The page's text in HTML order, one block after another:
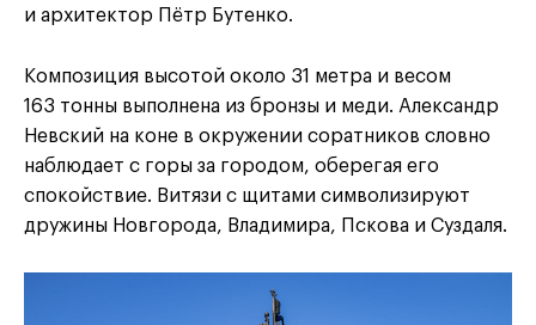
и архитектор Пётр Бутенко.
Композиция высотой около 31 метра и весом
163 тонны выполнена из бронзы и меди. Александр
Невский на коне в окружении соратников словно
наблюдает с горы за городом, оберегая его
спокойствие. Витязи с щитами символизируют
дружины Новгорода, Владимира, Пскова и Суздаля.